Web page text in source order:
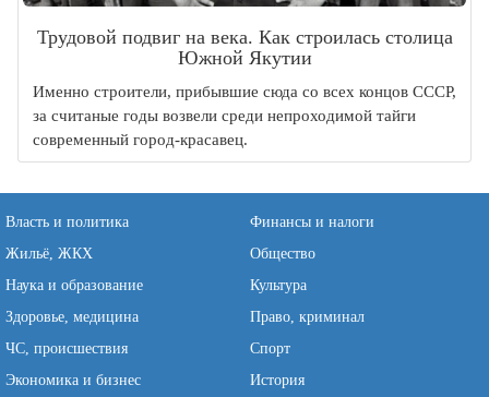
Трудовой подвиг на века. Как строилась столица
Южной Якутии
Именно строители, прибывшие сюда со всех концов СССР,
за считаные годы возвели среди непроходимой тайги
современный город-красавец.
Власть и политика
Финансы и налоги
Жильё, ЖКХ
Общество
Наука и образование
Культура
Здоровье, медицина
Право, криминал
ЧС, происшествия
Спорт
Экономика и бизнес
История